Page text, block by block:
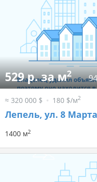
529 р. за м2
≈ 320 000 $ 180 $/м2
Лепель, ул. 8 Марта
1400 м2